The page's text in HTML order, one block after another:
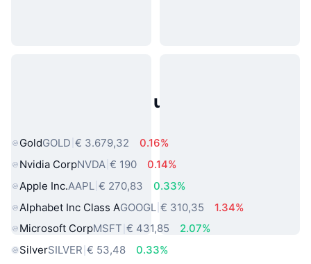
Populaire activa uit de echte
GoldGOLD € 3.679,32
0.16%
Nvidia CorpNVDA € 190
0.14%
Apple Inc.AAPL € 270,83
0.33%
Alphabet Inc Class AGOOGL € 310,35
1.34%
Microsoft CorpMSFT € 431,85
2.07%
SilverSILVER € 53,48
0.33%